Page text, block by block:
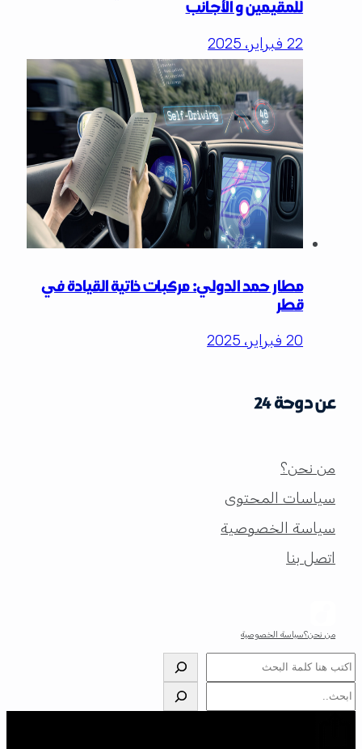
22 فبراير، 2025
مطار حمد الدولي: مركبات ذاتية القيادة في
قطر
20 فبراير، 2025
عن دوحة 24
من نحن؟
سياسات المحتوى
سياسة الخصوصية
اتصل بنا
من نحن؟سياسة الخصوصية
البحث
البحث